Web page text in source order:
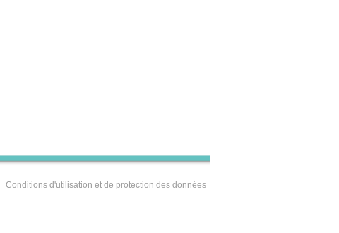
Conditions d'utilisation et de protection des données